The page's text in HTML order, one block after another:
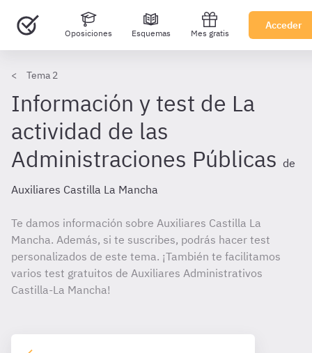
Oposiciones Esquemas Mes gratis
Acceder
Tema 2
Información y test de La
actividad de las
Administraciones Públicas de
Auxiliares Castilla La Mancha
Te damos información sobre Auxiliares Castilla La
Mancha. Además, si te suscribes, podrás hacer test
personalizados de este tema. ¡También te facilitamos
varios test gratuitos de Auxiliares Administrativos
Castilla-La Mancha!